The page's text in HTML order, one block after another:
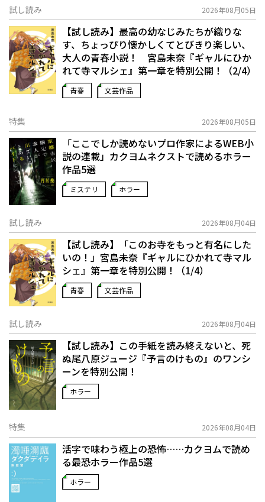
試し読み 2026年08月05日
【試し読み】最高の幼なじみたちが織りな
す、ちょっぴり懐かしくてとびきり楽しい、
大人の青春小説！ 宮島未奈『ギャルにひか
れて寺マルシェ』第一章を特別公開！（2/4）
青春 文芸作品
特集 2026年08月05日
「ここでしか読めないプロ作家によるWEB小
説の連載」――カクヨムネクストで読めるホラー
作品5選
ミステリ ホラー
試し読み 2026年08月04日
【試し読み】「このお寺をもっと有名にした
いの！」宮島未奈『ギャルにひかれて寺マル
シェ』第一章を特別公開！（1/4）
青春 文芸作品
試し読み 2026年08月04日
【試し読み】この手紙を読み終えないと、死
ぬ――尾八原ジュージ『予言のけもの』のワンシ
ーンを特別公開！
ホラー
特集 2026年08月04日
活字で味わう極上の恐怖……カクヨムで読め
る最恐ホラー作品5選
ホラー